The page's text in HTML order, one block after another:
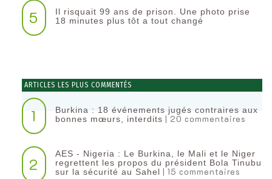
5
Il risquait 99 ans de prison. Une photo prise
18 minutes plus tôt a tout changé
ARTICLES LES PLUS COMMENTÉS
1
Burkina : 18 événements jugés contraires aux
bonnes mœurs, interdits | 20 commentaires
2
AES - Nigeria : Le Burkina, le Mali et le Niger
regrettent les propos du président Bola Tinubu
sur la sécurité au Sahel | 15 commentaires